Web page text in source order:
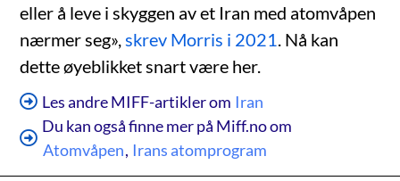
eller å leve i skyggen av et Iran med atomvåpen
nærmer seg», skrev Morris i 2021 . Nå kan
dette øyeblikket snart være her.
Les andre MIFF-artikler om Iran
Du kan også finne mer på Miff.no om
Atomvåpen, Irans atomprogram